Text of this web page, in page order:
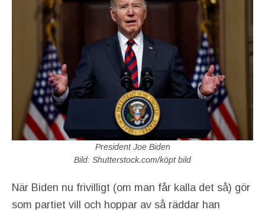
President Joe Biden
Bild: Shutterstock.com/köpt bild
När Biden nu frivilligt (om man får kalla det så) gör
som partiet vill och hoppar av så räddar han